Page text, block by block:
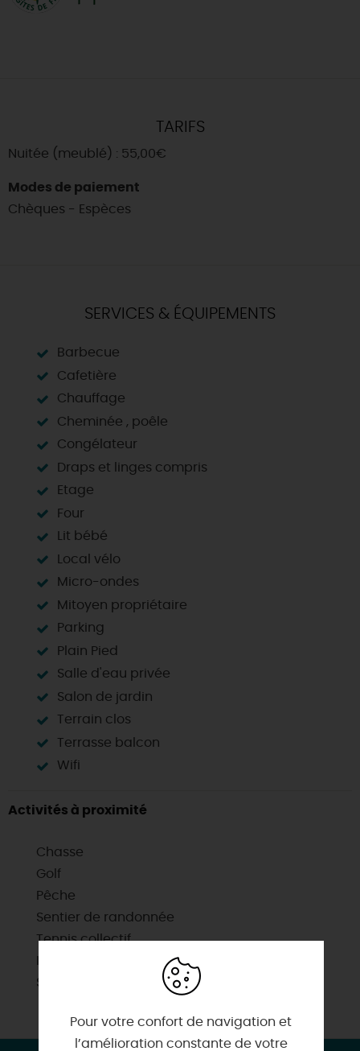
TARIFS
Nuitée (meublé) : 55,00€
Modes de paiement
Chèques - Espèces
SERVICES & ÉQUIPEMENTS
Barbecue
Cafetière
Chauffage
Cheminée , poêle
Congélateur
Draps et linges compris
Etage
Four
Lit bébé
Local vélo
Micro-ondes
Mitoyen propriétaire
Parking
Plain Pied
Salle d'eau privée
Salon de jardin
Terrain clos
Terrasse balcon
Wifi
Activités à proximité
Chasse
Golf
Pêche
Sentier de randonnée
Tennis collectif
Itinéraire vélo
Sites de visites
Pour votre confort de navigation et
l’amélioration constante de votre